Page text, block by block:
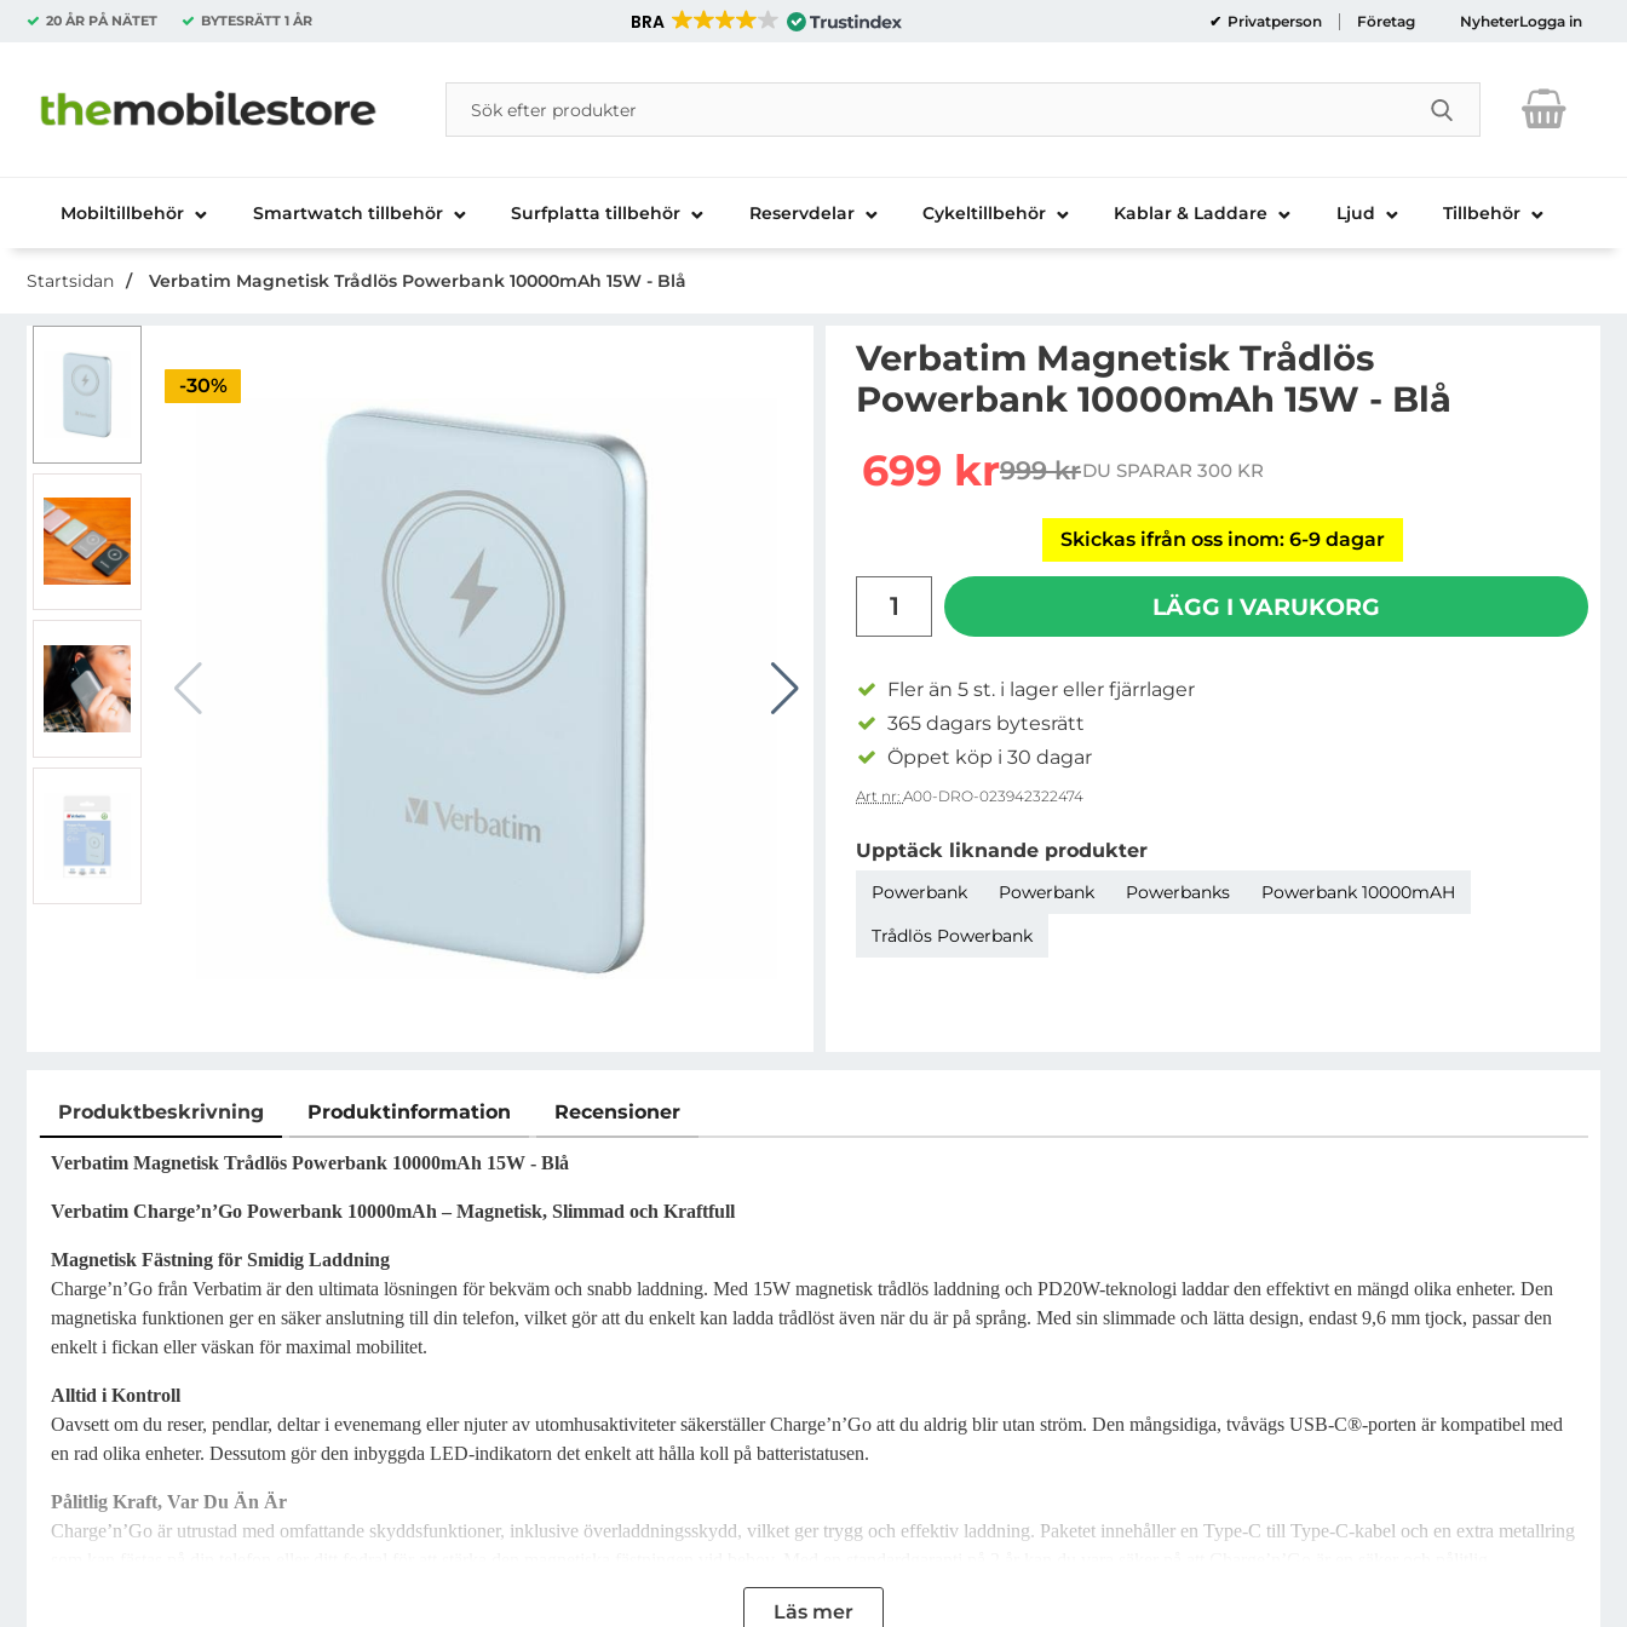
20 ÅR PÅ NÄTET BYTESRÄTT 1 ÅR BRA Privatperson Företag NyheterLogga in
Startsidan för Danira Telecom AB
Sök
Sök på Danira Telecom AB
Genomför
Mobiltillbehör Smartwatch tillbehör Surfplatta tillbehör Reservdelar Cykeltillbehör Kablar & Laddare Ljud Tillbehör
Startsidan Verbatim Magnetisk Trådlös Powerbank 10000mAh 15W - Blå
Priset är nedsatt med
-30%
Verbatim Magnetisk Trådlös
Powerbank 10000mAh 15W - Blå
rea pris
699 krtidigare pris
999 krDU SPARAR 300 KR
Skickas ifrån oss inom: 6-9 dagar
LÄGG I VARUKORG
Fler än 5 st. i lager eller fjärrlager
365 dagars bytesrätt
Öppet köp i 30 dagar
Art nr: A00-DRO-023942322474
Upptäck liknande produkter
Powerbank Powerbank Powerbanks
Powerbank 10000mAH
Trådlös Powerbank
Produktbeskrivning Produktinformation Recensioner
Produktbeskrivning
Verbatim Magnetisk Trådlös Powerbank 10000mAh 15W - Blå
Verbatim Charge’n’Go Powerbank 10000mAh – Magnetisk, Slimmad och Kraftfull
Magnetisk Fästning för Smidig Laddning
Charge’n’Go från Verbatim är den ultimata lösningen för bekväm och snabb laddning. Med 15W magnetisk trådlös laddning och PD20W-teknologi laddar den effektivt en mängd olika enheter. Den
magnetiska funktionen ger en säker anslutning till din telefon, vilket gör att du enkelt kan ladda trådlöst även när du är på språng. Med sin slimmade och lätta design, endast 9,6 mm tjock, passar den
enkelt i fickan eller väskan för maximal mobilitet.
Alltid i Kontroll
Oavsett om du reser, pendlar, deltar i evenemang eller njuter av utomhusaktiviteter säkerställer Charge’n’Go att du aldrig blir utan ström. Den mångsidiga, tvåvägs USB-C®-porten är kompatibel med
en rad olika enheter. Dessutom gör den inbyggda LED-indikatorn det enkelt att hålla koll på batteristatusen.
Pålitlig Kraft, Var Du Än Är
Charge’n’Go är utrustad med omfattande skyddsfunktioner, inklusive överladdningsskydd, vilket ger trygg och effektiv laddning. Paketet innehåller en Type-C till Type-C-kabel och en extra metallring
Läs mer